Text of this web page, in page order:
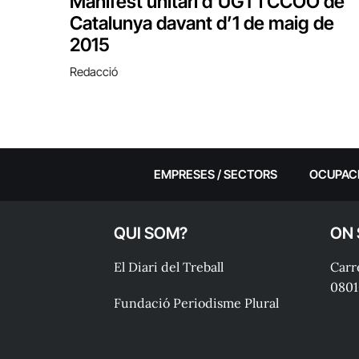
Catalunya davant d’1 de maig de
2015
Redacció
EMPRESES / SECTORS
QUI SOM?
El Diari del Treball
Fundació Periodisme Plural
ON